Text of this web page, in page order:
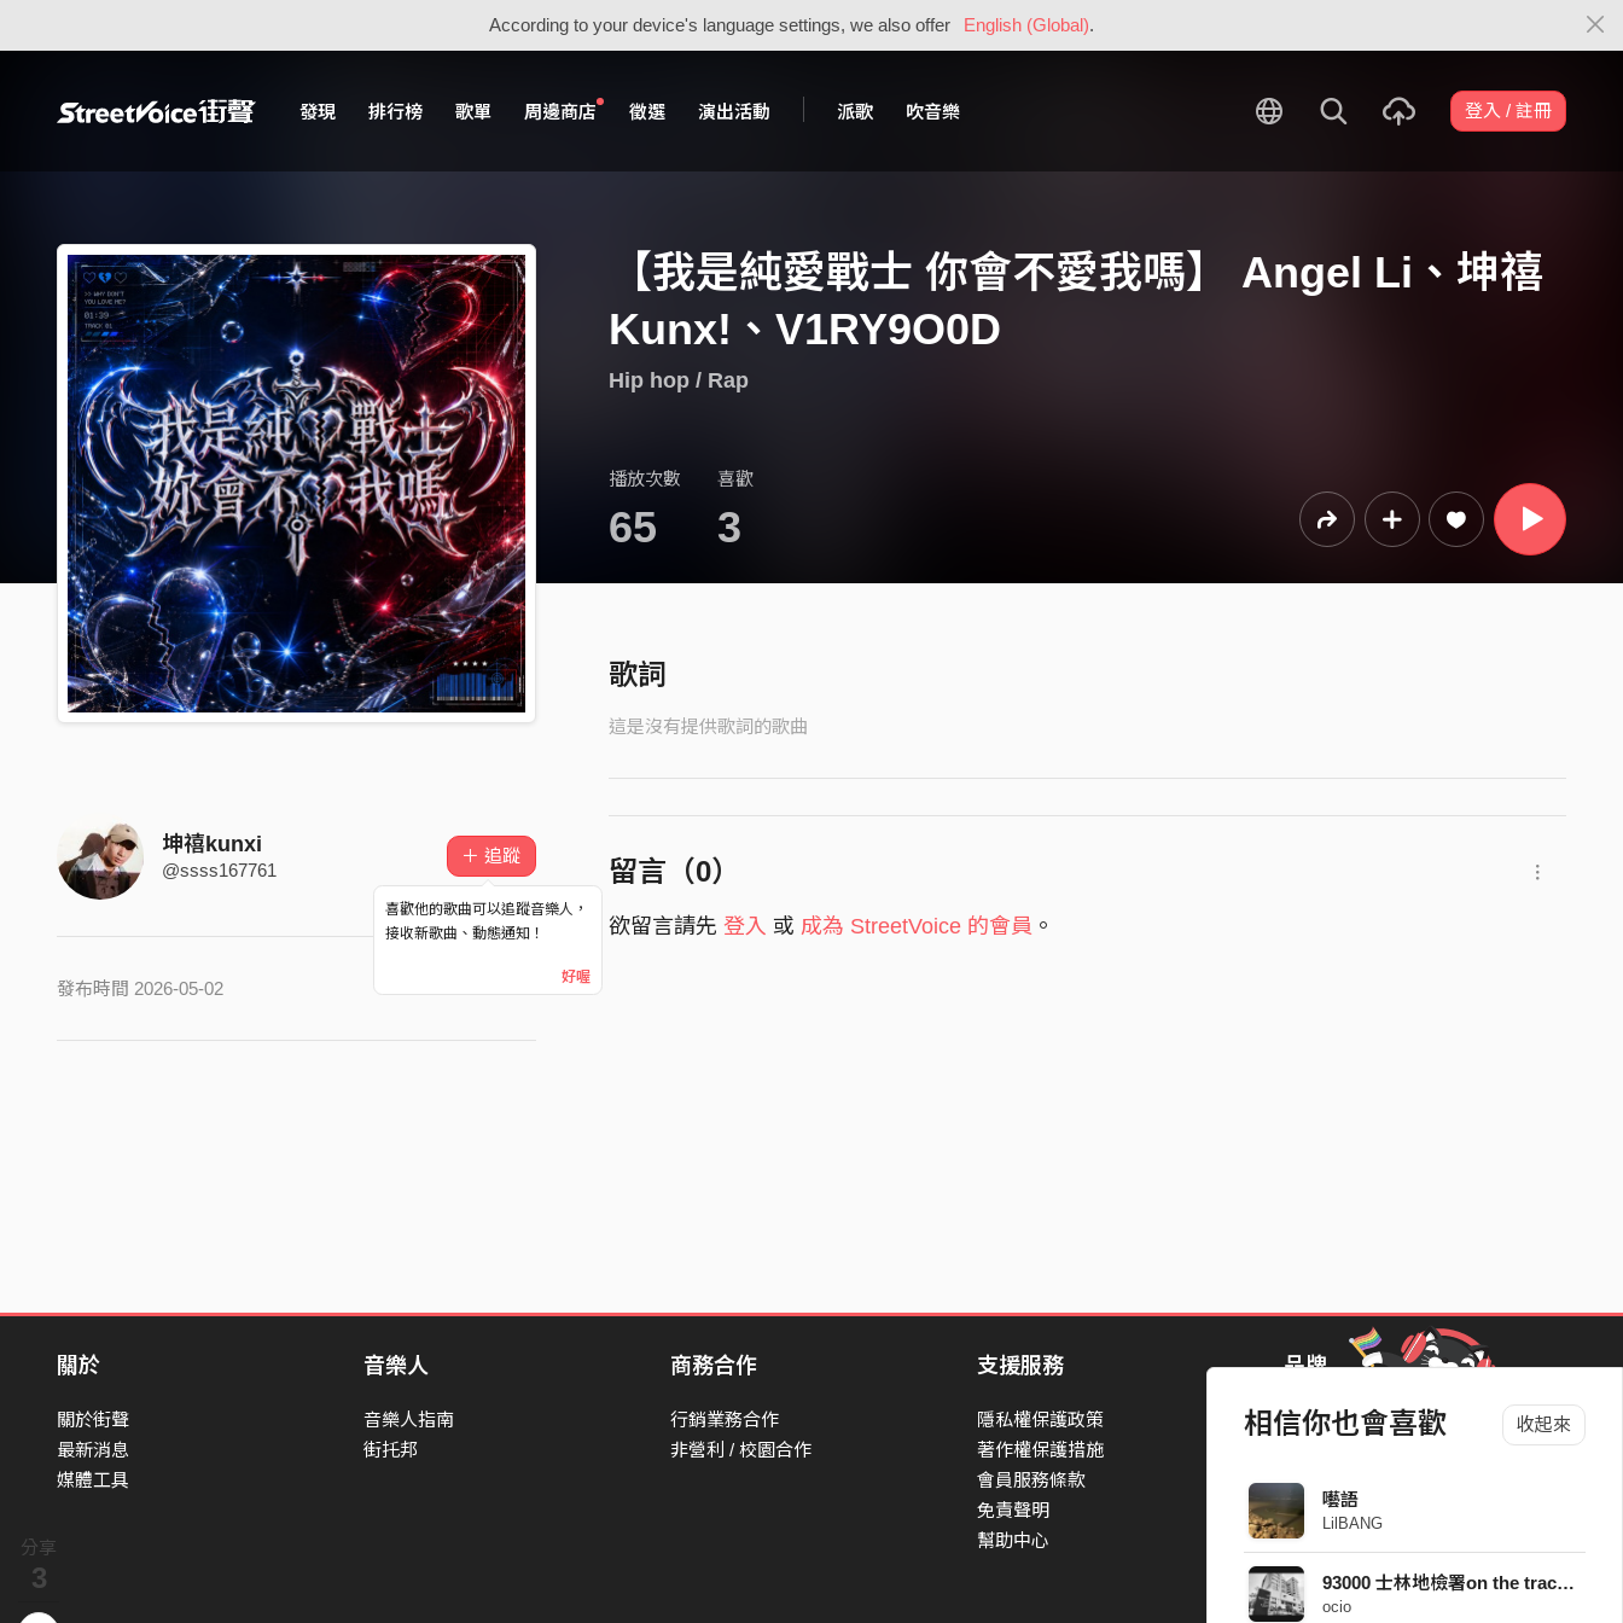
According to your device's language settings, we also offer English (Global).
發現 排行榜 歌單 周邊商店 徵選 演出活動 派歌 吹音樂 登入 / 註冊
分享
3
相信你也會喜歡 收起來
囈語
LilBANG
93000 士林地檢署on the trackkkk
ocio
【我是純愛戰士 你會不愛我嗎】 Angel Li、坤禧
Kunx!、V1RY9O0D
Hip hop / Rap
播放次數
65
喜歡
3
坤禧kunxi
@ssss167761
＋ 追蹤
喜歡他的歌曲可以追蹤音樂人，
接收新歌曲、動態通知！
好喔
發布時間 2026-05-02
歌詞
這是沒有提供歌詞的歌曲
留言（0）
欲留言請先 登入 或 成為 StreetVoice 的會員 。
關於
關於街聲
最新消息
媒體工具
音樂人
音樂人指南
街托邦
商務合作
行銷業務合作
非營利 / 校園合作
支援服務
隱私權保護政策
著作權保護措施
會員服務條款
免責聲明
幫助中心
品牌
StreetVoice Awards 街聲音樂獎
Blow 吹音樂
Packer 派歌
SimpleLife 簡單生活節
ParkPark Carnival
一起比 YEAH 吧